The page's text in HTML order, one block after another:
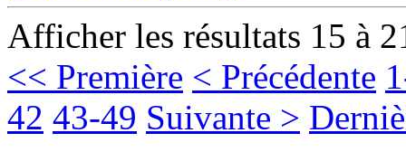
Afficher les résultats 15 à
<< Première < Précédente
42 43-49 Suivante >